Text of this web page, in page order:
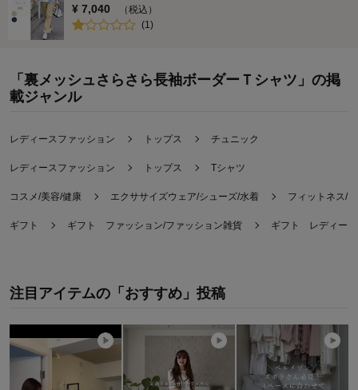
¥ 7,040
（税込）
(1 )
「裏メッシュさらさら長袖ボーダーＴシャツ」の掲
載ジャンル
レディースファッション トップス チュニック
レディースファッション トップス Tシャツ
コスメ/美容/健康 エクササイズウェア/シューズ/水着 フィットネス/
ギフト ギフト ファッション/ファッション雑貨 ギフト レディース
注目アイテムの「おすすめ」投稿